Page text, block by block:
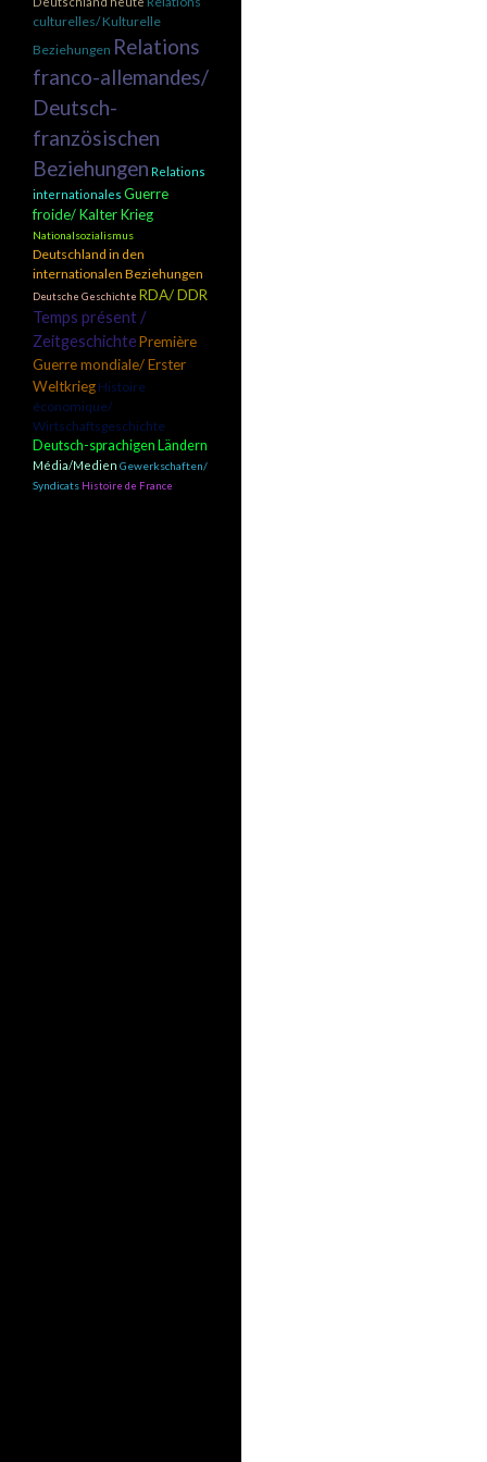
culturelles/ Kulturelle
Beziehungen Relations
franco-allemandes/
Deutsch-
französischen
Beziehungen Relations
internationales Guerre
froide/ Kalter Krieg
Nationalsozialismus
Deutschland in den
internationalen Beziehungen
Deutsche Geschichte RDA/ DDR
Temps présent /
ZeitgeschichtePremière
Guerre mondiale/ Erster
Weltkrieg Histoire
économique/
Wirtschaftsgeschichte
Deutsch-sprachigen Ländern
Média/Medien Gewerkschaften/
Syndicats Histoire de France